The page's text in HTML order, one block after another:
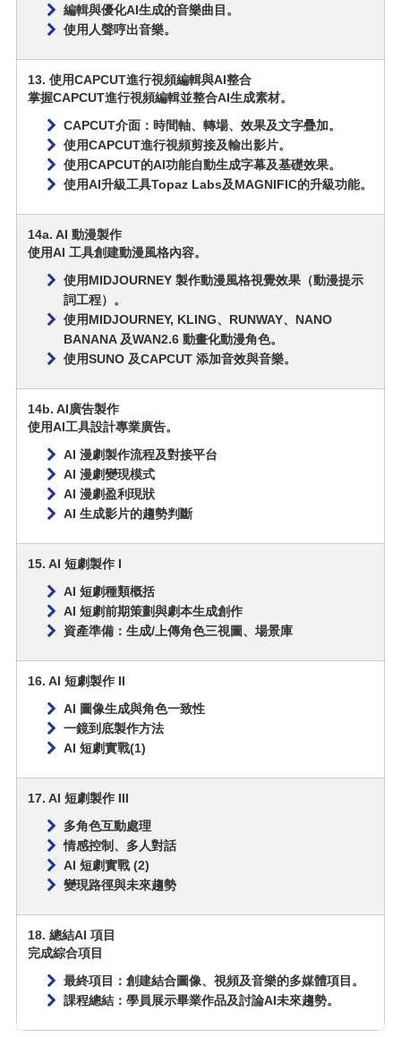
編輯與優化AI生成的音樂曲目。
使用人聲哼出音樂。
13. 使用CAPCUT進行視頻編輯與AI整合
掌握CAPCUT進行視頻編輯並整合AI生成素材。
CAPCUT介面：時間軸、轉場、效果及文字疊加。
使用CAPCUT進行視頻剪接及輸出影片。
使用CAPCUT的AI功能自動生成字幕及基礎效果。
使用AI升級工具Topaz Labs及MAGNIFIC的升級功能。
14a. AI 動漫製作
使用AI 工具創建動漫風格內容。
使用MIDJOURNEY 製作動漫風格視覺效果（動漫提示
詞工程）。
使用MIDJOURNEY, KLING、RUNWAY、NANO
BANANA 及WAN2.6 動畫化動漫角色。
使用SUNO 及CAPCUT 添加音效與音樂。
14b. AI廣告製作
使用AI工具設計專業廣告。
AI 漫劇製作流程及對接平台
AI 漫劇變現模式
AI 漫劇盈利現狀
AI 生成影片的趨勢判斷
15. AI 短劇製作 I
AI 短劇種類概括
AI 短劇前期策劃與劇本生成創作
資產準備：生成/上傳角色三視圖、場景庫
16. AI 短劇製作 II
AI 圖像生成與角色一致性
一鏡到底製作方法
AI 短劇實戰(1)
17. AI 短劇製作 III
多角色互動處理
情感控制、多人對話
AI 短劇實戰 (2)
變現路徑與未來趨勢
18. 總結AI 項目
完成綜合項目
最終項目：創建結合圖像、視頻及音樂的多媒體項目。
課程總結：學員展示畢業作品及討論AI未來趨勢。